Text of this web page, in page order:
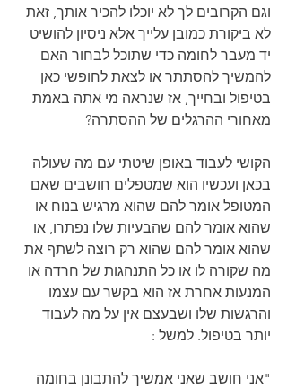
וגם הקרובים לך לא יוכלו להכיר אותך, זאת
לא ביקורת כמובן עלייך אלא ניסיון להושיט
יד מעבר לחומה כדי שתוכל לבחור האם
להמשיך להסתתר או לצאת לחופשי כאן
בטיפול ובחייך, אז שנראה מי אתה באמת
מאחורי ההרגלים של ההסתרה?
הקושי לעבוד באופן שיטתי עם מה שעולה
בכאן ועכשיו הוא שמטפלים חושבים שאם
המטופל אומר להם שהוא מרגיש בנוח או
שהוא אומר להם שהבעיות שלו נפתרו, או
שהוא אומר להם שהוא רק רוצה לשתף את
מה שקורה לו או כל התנהגות של חרדה או
המנעות אחרת אז הוא בקשר עם עצמו
והרגשות שלו ושבעצם אין על מה לעבוד
יותר בטיפול. למשל :
"אני חושב שאני אמשיך להתבונן בחומה